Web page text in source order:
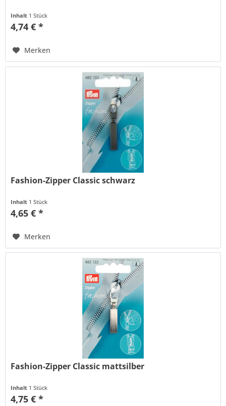
Inhalt 1 Stück
4,74 € *
Merken
Fashion-Zipper Classic schwarz
Inhalt 1 Stück
4,65 € *
Merken
Fashion-Zipper Classic mattsilber
Inhalt 1 Stück
4,75 € *